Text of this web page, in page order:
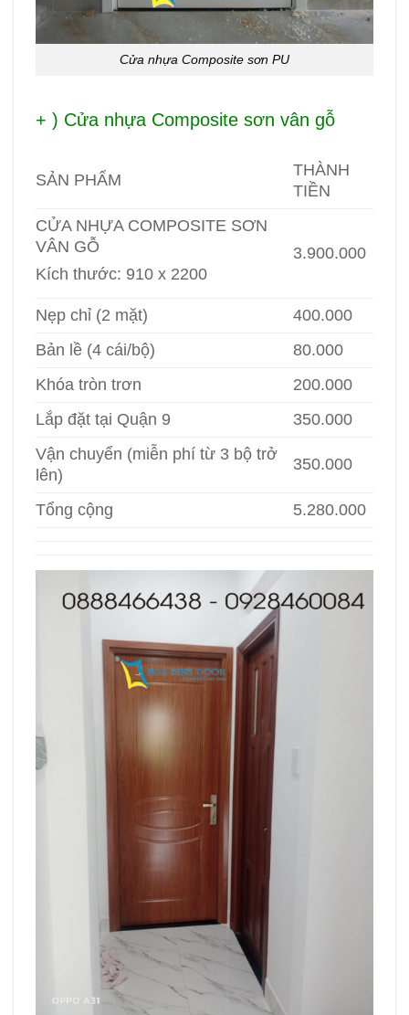
Cửa nhựa Composite sơn PU
+ ) Cửa nhựa Composite sơn vân gỗ
SẢN PHẨM
THÀNH
TIỀN
CỬA NHỰA COMPOSITE SƠN
VÂN GỖ
Kích thước: 910 x 2200
3.900.000
Nẹp chỉ (2 mặt)
400.000
Bản lề (4 cái/bộ)
80.000
Khóa tròn trơn
200.000
Lắp đặt tại Quận 9
350.000
Vận chuyển (miễn phí từ 3 bộ trở
lên)
350.000
Tổng cộng 5.280.000